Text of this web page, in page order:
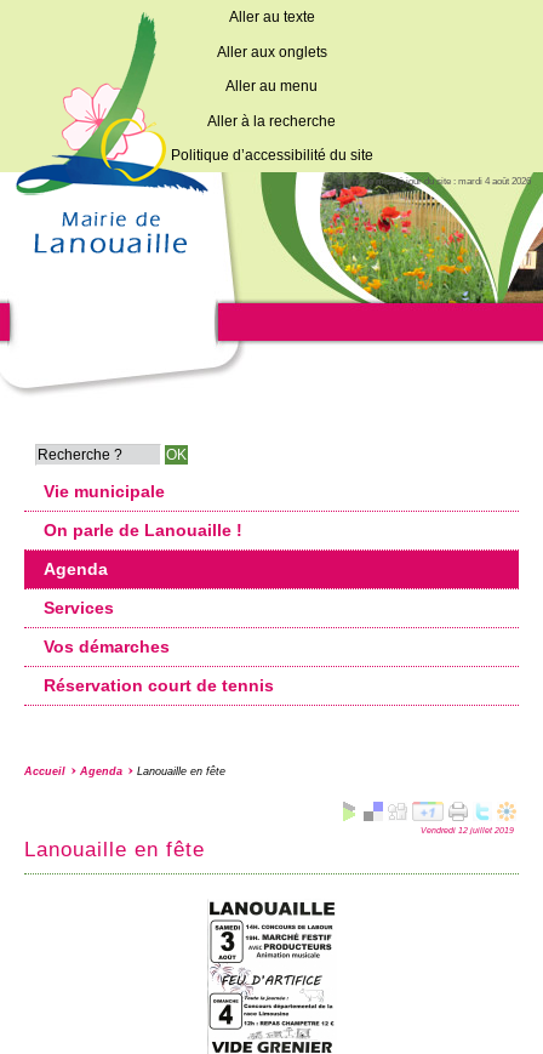
Aller au texte
Aller aux onglets
Aller au menu
Aller à la recherche
Politique d’accessibilité du site
Dernière mise à jour du site : mardi 4 août 2026
Vie municipale
On parle de Lanouaille !
Agenda
Services
Vos démarches
Réservation court de tennis
Accueil Agenda Lanouaille en fête
Vendredi 12 juillet 2019
Lanouaille en fête